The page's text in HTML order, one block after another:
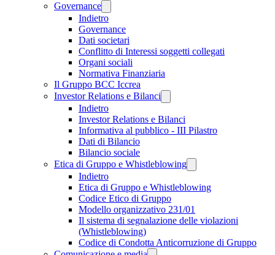
Governance
Indietro
Governance
Dati societari
Conflitto di Interessi soggetti collegati
Organi sociali
Normativa Finanziaria
Il Gruppo BCC Iccrea
Investor Relations e Bilanci
Indietro
Investor Relations e Bilanci
Informativa al pubblico - III Pilastro
Dati di Bilancio
Bilancio sociale
Etica di Gruppo e Whistleblowing
Indietro
Etica di Gruppo e Whistleblowing
Codice Etico di Gruppo
Modello organizzativo 231/01
Il sistema di segnalazione delle violazioni
(Whistleblowing)
Codice di Condotta Anticorruzione di Gruppo